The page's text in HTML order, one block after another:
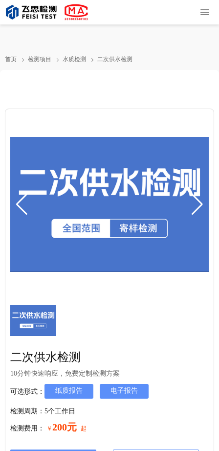
首页 检测项目 水质检测 二次供水检测
二次供水检测
10分钟快速响应，免费定制检测方案
可选形式： 纸质报告 电子报告
检测周期：5个工作日
检测费用： ￥ 200元 起